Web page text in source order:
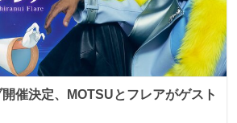
開催決定、MOTSUとフレアがゲスト